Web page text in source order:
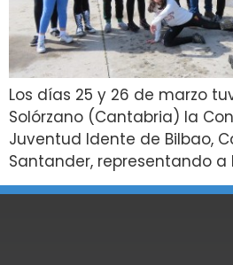
Los días 25 y 26 de marzo
Solórzano (Cantabria) la
Juventud Idente de Bilbao,
Santander, representando a